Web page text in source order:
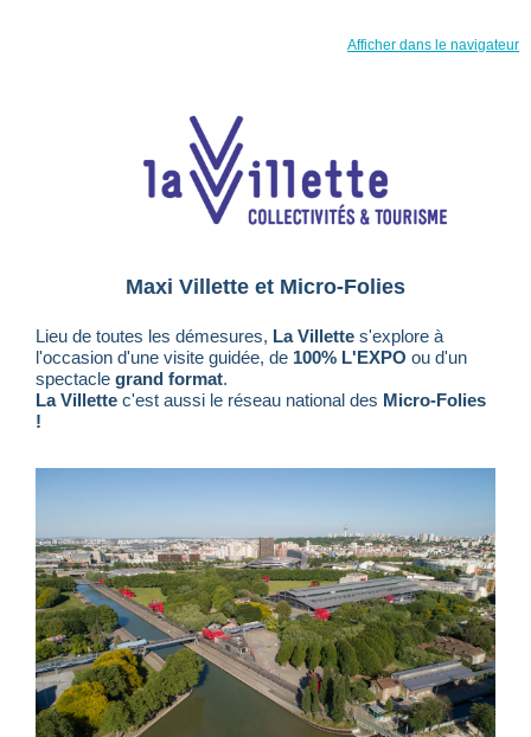
Afficher dans le navigateur
Maxi Villette et Micro-Folies
Lieu de toutes les démesures, La Villette s'explore à
l'occasion d'une visite guidée, de 100% L'EXPO ou d'un
spectacle grand format.
La Villette c'est aussi le réseau national des Micro-Folies
!